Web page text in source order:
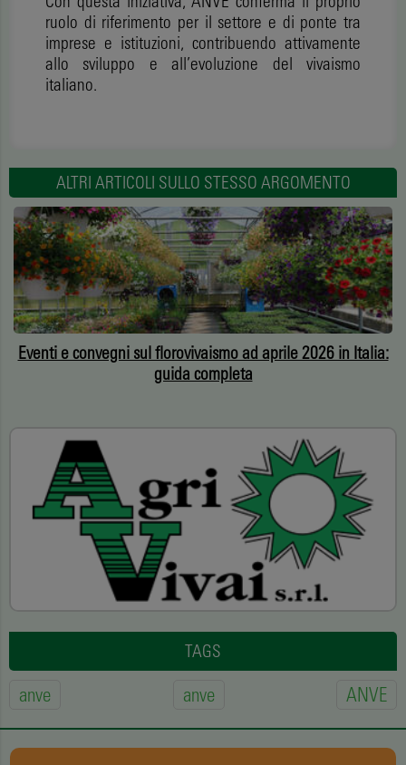
ruolo di riferimento per il settore e di ponte tra
imprese e istituzioni, contribuendo attivamente
allo sviluppo e all’evoluzione del vivaismo
italiano.
ALTRI ARTICOLI SULLO STESSO ARGOMENTO
Eventi e convegni sul florovivaismo ad aprile 2026 in Italia:
guida completa
TAGS
anve anve ANVE